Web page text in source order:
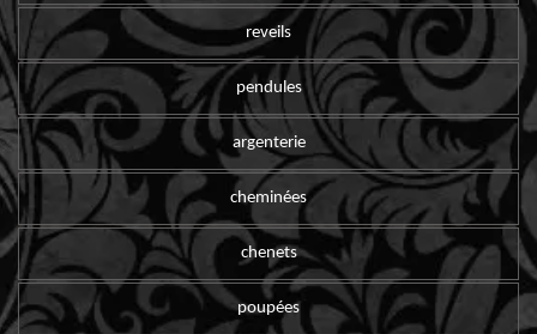
reveils
pendules
argenterie
cheminées
chenets
poupées